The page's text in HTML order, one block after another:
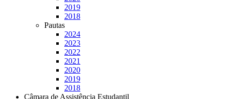
2019
2018
Pautas
2024
2023
2022
2021
2020
2019
2018
Câmara de Assistência Estudantil